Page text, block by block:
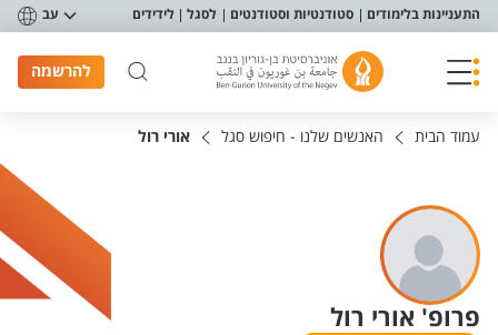
תפריט נגישות
התעניינות בלימודים סטודנטיות וסטודנטים לסגל לידידים עב
להרשמה
עמוד הבית האנשים שלנו - חיפוש סגל אורי רול
פרופ' אורי רול